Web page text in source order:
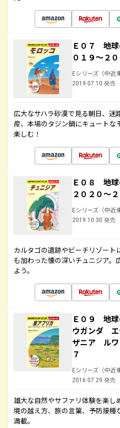
Ｅ０７ 地
０１９～２
Eシリーズ（中近
2019.07.10 発売
広大なサハラ砂漠で見る朝日、迷
産、本場のタジン鍋にキュート
楽しむ！
Ｅ０８ 地
２０２０～
Eシリーズ（中近
2019.10.30 発売
カルタゴの遺跡やビーチリゾート
も加わった懐の深いチュニジア。
よう。
Ｅ０９ 地
ウガンダ
ザニア ルワ
７
Eシリーズ（中近
2016.07.29 発売
雄大な自然やサファリ体験を楽
境の越え方、旅の言葉、予防接種
満載。